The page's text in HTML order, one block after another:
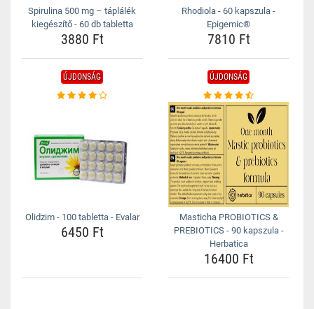
Spirulina 500 mg – táplálék
kiegészítő - 60 db tabletta
3880 Ft
Rhodiola - 60 kapszula -
Epigemic®
7810 Ft
ÚJDONSÁG
Olidzim - 100 tabletta - Evalar
6450 Ft
ÚJDONSÁG
Masticha PROBIOTICS &
PREBIOTICS - 90 kapszula -
Herbatica
16400 Ft